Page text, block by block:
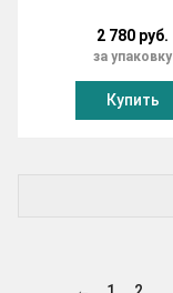
2 780 руб.
за упаковку
Купить